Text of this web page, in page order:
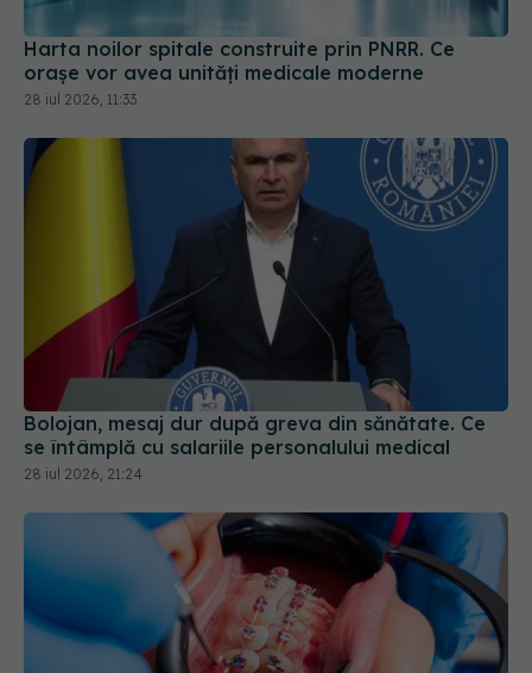
Harta noilor spitale construite prin PNRR. Ce
orașe vor avea unități medicale moderne
28 iul 2026, 11:33
Bolojan, mesaj dur după greva din sănătate. Ce
se întâmplă cu salariile personalului medical
28 iul 2026, 21:24